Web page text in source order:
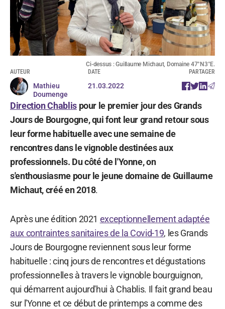
Ci-dessus : Guillaume Michaut, Domaine 47°N3°E.
AUTEUR
Mathieu
Doumenge
DATE
21.03.2022
PARTAGER
Direction Chablispour le premier jour des Grands
Jours de Bourgogne, qui font leur grand retour sous
leur forme habituelle avec une semaine de
rencontres dans le vignoble destinées aux
professionnels. Du côté de l'Yonne, on
s'enthousiasme pour le jeune domaine de Guillaume
Michaut, créé en 2018.
Après une édition 2021 exceptionnellement adaptée
aux contraintes sanitaires de la Covid-19, les Grands
Jours de Bourgogne reviennent sous leur forme
habituelle : cinq jours de rencontres et dégustations
professionnelles à travers le vignoble bourguignon,
qui démarrent aujourd'hui à Chablis. Il fait grand beau
sur l'Yonne et ce début de printemps a comme des